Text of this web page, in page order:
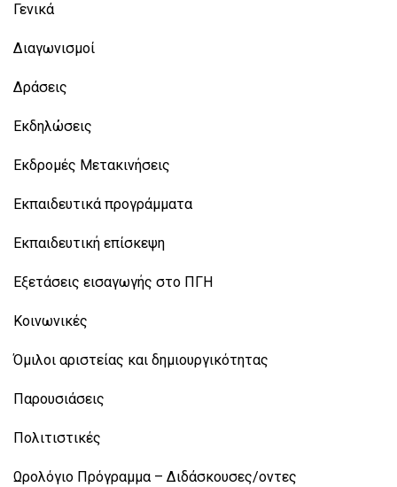
Γενικά
Διαγωνισμοί
Δράσεις
Εκδηλώσεις
Εκδρομές Μετακινήσεις
Εκπαιδευτικά προγράμματα
Εκπαιδευτική επίσκεψη
Εξετάσεις εισαγωγής στο ΠΓΗ
Κοινωνικές
Όμιλοι αριστείας και δημιουργικότητας
Παρουσιάσεις
Πολιτιστικές
Ωρολόγιο Πρόγραμμα – Διδάσκουσες/οντες